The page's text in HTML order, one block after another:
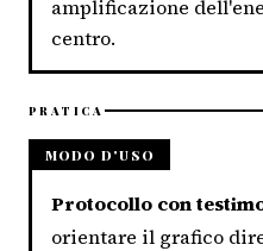
amplificazione
centro.
PRATICA
MODO D'USO
Protocollo con
orientare il grafico